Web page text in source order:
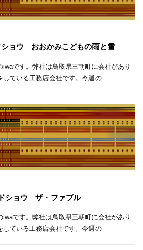
ショウ おおかみこどもの雨と雪
です。弊社は鳥取県三朝町に会社があり
している工務店会社です。今週の
ショウ ザ・ファブル
です。弊社は鳥取県三朝町に会社があり
している工務店会社です。今週の